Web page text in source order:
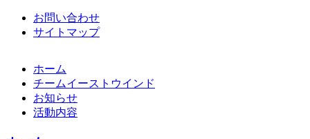
お問い合わせ
サイトマップ
ホーム
チームイーストウインド
お知らせ
活動内容